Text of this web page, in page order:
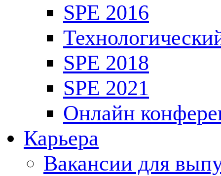
SPE 2016
SPE 2018
SPE 2021
Онлайн
Карьера
Вакансии для